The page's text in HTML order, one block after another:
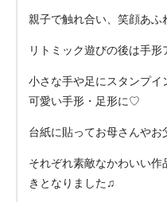
親子で触れ合い、笑顔あ
リトミック遊びの後は手形
小さな手や足にスタンプイ
可愛い手形・足形に♡
台紙に貼ってお母さんや
それぞれ素敵なかわいい作
きとなりました♫